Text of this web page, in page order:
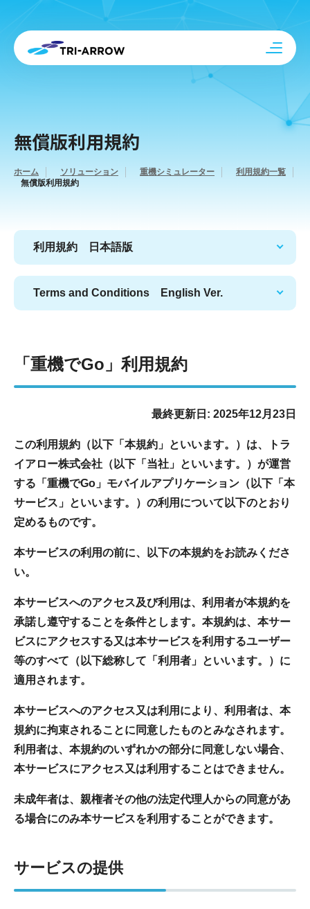
無償版利用規約
ホーム ソリューション 重機シミュレーター
利用規約一覧
無償版利用規約
利用規約 日本語版
Terms and Conditions English Ver.
「重機でGo」利用規約
最終更新日: 2025年12月23日
この利用規約（以下「本規約」といいます。）は、トラ
イアロー株式会社（以下「当社」といいます。）が運営
する「重機でGo」モバイルアプリケーション（以下「本
サービス」といいます。）の利用について以下のとおり
定めるものです。
本サービスの利用の前に、以下の本規約をお読みくださ
い。
本サービスへのアクセス及び利用は、利用者が本規約を
承諾し遵守することを条件とします。本規約は、本サー
ビスにアクセスする又は本サービスを利用するユーザー
等のすべて（以下総称して「利用者」といいます。）に
適用されます。
本サービスへのアクセス又は利用により、利用者は、本
規約に拘束されることに同意したものとみなされます。
利用者は、本規約のいずれかの部分に同意しない場合、
本サービスにアクセス又は利用することはできません。
未成年者は、親権者その他の法定代理人からの同意があ
る場合にのみ本サービスを利用することができます。
サービスの提供